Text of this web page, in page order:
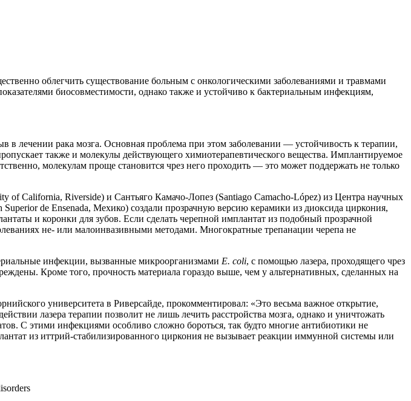
облегчить существование больным с онкологическими заболеваниями и травмами
биосовместимости, однако также и устойчиво к бактериальным инфекциям,
лечении рака мозга. Основная проблема при этом заболевании — устойчивость к терапии,
также и молекулы действующего химиотерапевтического вещества. Имплантируемое
молекулам проще становится чрез него проходить — это может поддержать не только
California, Riverside) и Сантьяго Камачо-Лопез (Santiago Camacho-López) из Центра научных
de Ensenada, Мехико) создали прозрачную версию керамики из диоксида циркония,
и коронки для зубов. Если сделать черепной имплантат из подобный прозрачной
не- или малоинвазивными методами. Многократные трепанации черепа не
инфекции, вызванные микроорганизмами E. coli, с помощью лазера, проходящего чрез
Кроме того, прочность материала гораздо выше, чем у альтернативных, сделанных на
университета в Риверсайде, прокомментировал: «Это весьма важное открытие,
лазера терапии позволит не лишь лечить расстройства мозга, однако и уничтожать
С этими инфекциями особливо сложно бороться, так будто многие антибиотики не
из иттрий-стабилизированного циркония не вызывает реакции иммунной системы или